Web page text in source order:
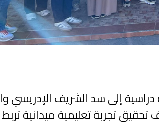
ادريس بن زكري بتطوان يوم الخميس 5 دجنبر 2024، خرجة دراسية إلى سد
تجربة تعليمية ميدانية